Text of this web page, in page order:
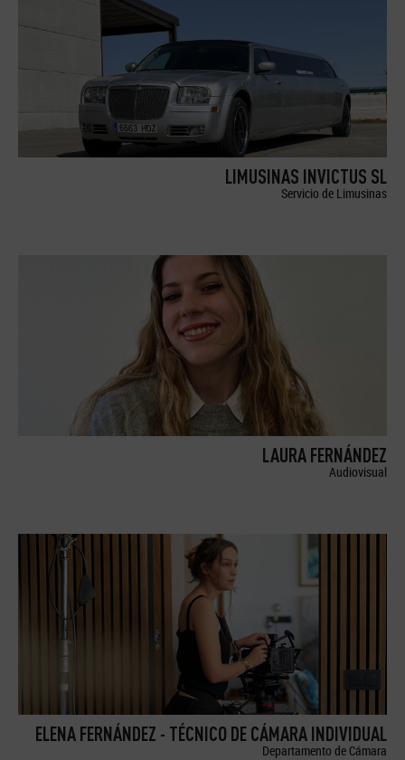
LIMUSINAS INVICTUS SL
Servicio de Limusinas
LAURA FERNÁNDEZ
Audiovisual
ELENA FERNÁNDEZ - TÉCNICO DE CÁMARA INDIVIDUAL
Departamento de Cámara